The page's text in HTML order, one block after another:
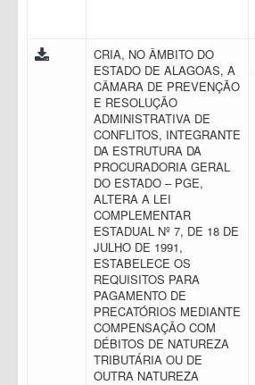
CRIA, NO ÂMBITO DO
ESTADO DE ALAGOAS, A
CÂMARA DE PREVENÇÃO
E RESOLUÇÃO
ADMINISTRATIVA DE
CONFLITOS, INTEGRANTE
DA ESTRUTURA DA
PROCURADORIA GERAL
DO ESTADO – PGE,
ALTERA A LEI
COMPLEMENTAR
ESTADUAL Nº 7, DE 18 DE
JULHO DE 1991,
ESTABELECE OS
REQUISITOS PARA
PAGAMENTO DE
PRECATÓRIOS MEDIANTE
COMPENSAÇÃO COM
DÉBITOS DE NATUREZA
TRIBUTÁRIA OU DE
OUTRA NATUREZA